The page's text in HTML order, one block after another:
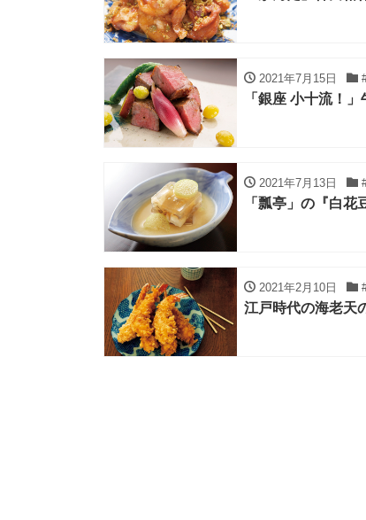
2021年7月15日
「銀座 小十流！
2021年7月13日
「瓢亭」の『白花
2021年2月10日
江戸時代の海老天